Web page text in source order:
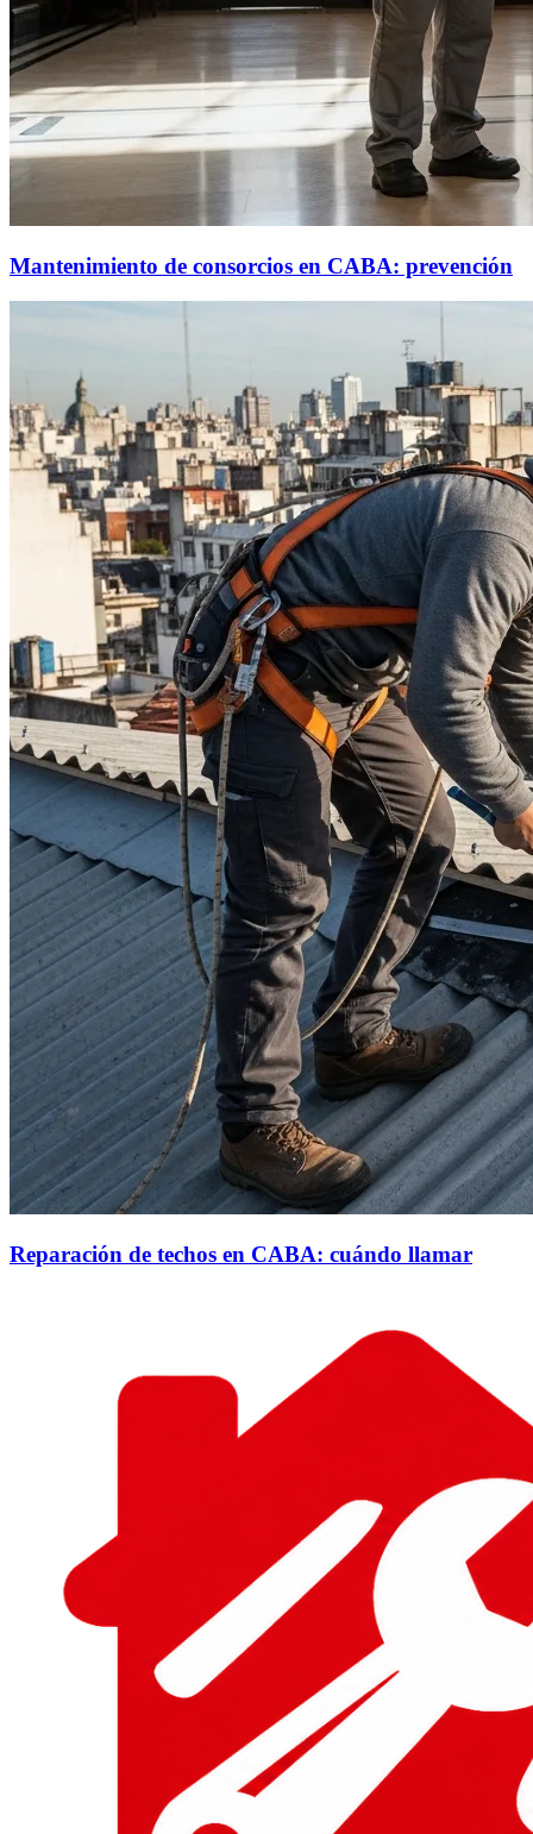
Mantenimiento de consorcios en CABA: prevención
Reparación de techos en CABA: cuándo llamar